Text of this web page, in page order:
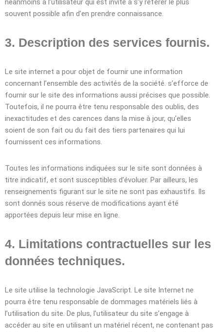
néanmoins à l’utilisateur qui est invité à s’y référer le plus
souvent possible afin d’en prendre connaissance.
3. Description des services fournis.
Le site internet a pour objet de fournir une information
concernant l’ensemble des activités de la société. s’efforce de
fournir sur le site des informations aussi précises que possible.
Toutefois, il ne pourra être tenu responsable des oublis, des
inexactitudes et des carences dans la mise à jour, qu’elles
soient de son fait ou du fait des tiers partenaires qui lui
fournissent ces informations.
Toutes les informations indiquées sur le site sont données à
titre indicatif, et sont susceptibles d’évoluer. Par ailleurs, les
renseignements figurant sur le site ne sont pas exhaustifs. Ils
sont donnés sous réserve de modifications ayant été
apportées depuis leur mise en ligne.
4. Limitations contractuelles sur les
données techniques.
Le site utilise la technologie JavaScript. Le site Internet ne
pourra être tenu responsable de dommages matériels liés à
l’utilisation du site. De plus, l’utilisateur du site s’engage à
accéder au site en utilisant un matériel récent, ne contenant pas